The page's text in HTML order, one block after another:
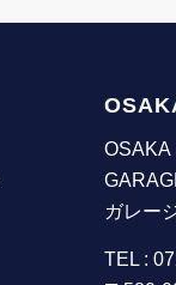
OSAKA
ガレー
TEL :